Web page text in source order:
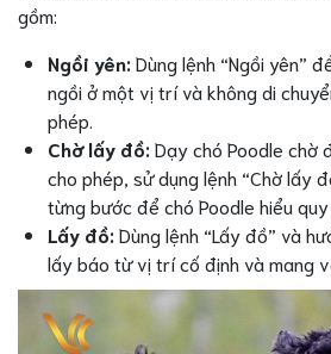
gồm:
Ngồi yên: Dùng lệnh “Ngồi yên”
ngồi ở một vị trí và không di
phép.
Chờ lấy đồ: Dạy chó Poodle chờ
cho phép, sử dụng lệnh “Chờ lấy
từng bước để chó Poodle hiểu quy
Lấy đồ: Dùng lệnh “Lấy đồ” và
lấy báo từ vị trí cố định và mang